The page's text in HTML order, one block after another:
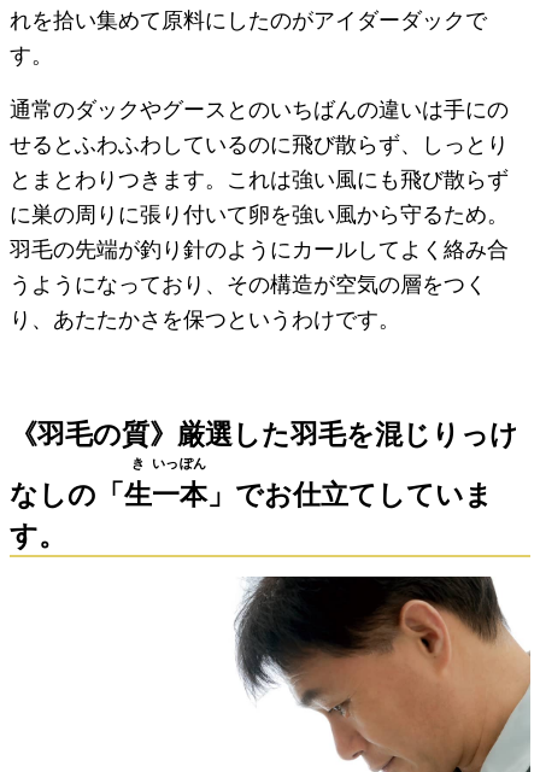
れを拾い集めて原料にしたのがアイダーダックで
す。
通常のダックやグースとのいちばんの違いは手にの
せるとふわふわしているのに飛び散らず、しっとり
とまとわりつきます。これは強い風にも飛び散らず
に巣の周りに張り付いて卵を強い風から守るため。
羽毛の先端が釣り針のようにカールしてよく絡み合
うようになっており、その構造が空気の層をつく
り、あたたかさを保つというわけです。
《羽毛の質》厳選した羽毛を混じりっけ
なしの「生
き
一
いっ
本
ぽん
」でお仕立てしていま
す。